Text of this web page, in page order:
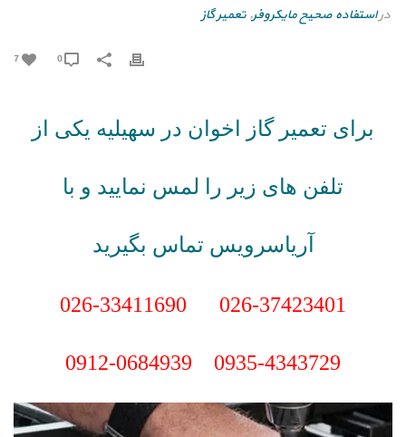
دراستفاده صحیح مایکروفر,تعمیر گاز
7
برای تعمیر گاز اخوان در سهیلیه یکی از
تلفن های زیر را لمس نمایید و با
آریاسرویس تماس بگیرید
026-37423401
026-33411690
0935-4343729
0912-0684939